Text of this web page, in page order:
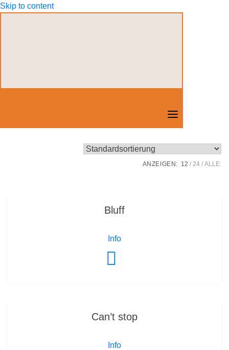
Skip to content
ANZEIGEN: 12 24 ALLE:
Bluff
Info
Can’t stop
Info